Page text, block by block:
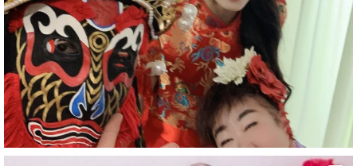
#企業公式がお疲れ様を言い合う
#旅行好きな人と繋がりたい
#一人旅
#女性マジシャン
#出張マジック
#マジシャン派遣
#イリュージョン
#和歌山県
#白浜町